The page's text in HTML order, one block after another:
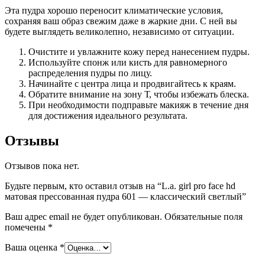
Эта пудра хорошо переносит климатические условия,
сохраняя ваш образ свежим даже в жаркие дни. С ней вы
будете выглядеть великолепно, независимо от ситуации.
Очистите и увлажните кожу перед нанесением пудры.
Используйте спонж или кисть для равномерного
распределения пудры по лицу.
Начинайте с центра лица и продвигайтесь к краям.
Обратите внимание на зону Т, чтобы избежать блеска.
При необходимости подправьте макияж в течение дня
для достижения идеального результата.
Отзывы
Отзывов пока нет.
Будьте первым, кто оставил отзыв на “L.a. girl pro face hd
матовая прессованная пудра 601 — классический светлый”
Ваш адрес email не будет опубликован. Обязательные поля
помечены *
Ваша оценка *